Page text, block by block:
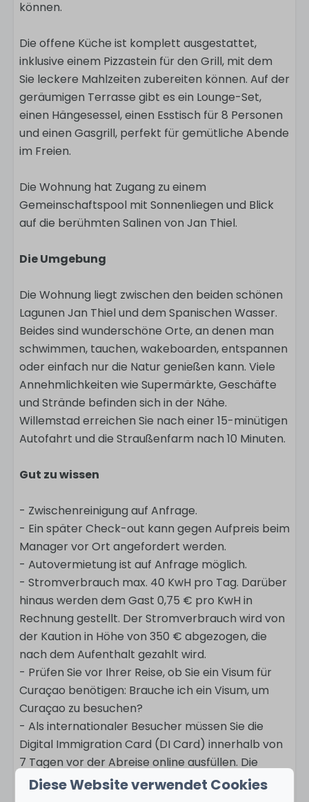
können.
Die offene Küche ist komplett ausgestattet,
inklusive einem Pizzastein für den Grill, mit dem
Sie leckere Mahlzeiten zubereiten können. Auf der
geräumigen Terrasse gibt es ein Lounge-Set,
einen Hängesessel, einen Esstisch für 8 Personen
und einen Gasgrill, perfekt für gemütliche Abende
im Freien.
Die Wohnung hat Zugang zu einem
Gemeinschaftspool mit Sonnenliegen und Blick
auf die berühmten Salinen von Jan Thiel.
Die Umgebung
Die Wohnung liegt zwischen den beiden schönen
Lagunen Jan Thiel und dem Spanischen Wasser.
Beides sind wunderschöne Orte, an denen man
schwimmen, tauchen, wakeboarden, entspannen
oder einfach nur die Natur genießen kann. Viele
Annehmlichkeiten wie Supermärkte, Geschäfte
und Strände befinden sich in der Nähe.
Willemstad erreichen Sie nach einer 15-minütigen
Autofahrt und die Straußenfarm nach 10 Minuten.
Gut zu wissen
- Zwischenreinigung auf Anfrage.
- Ein später Check-out kann gegen Aufpreis beim
Manager vor Ort angefordert werden.
- Autovermietung ist auf Anfrage möglich.
- Stromverbrauch max. 40 KwH pro Tag. Darüber
hinaus werden dem Gast 0,75 € pro KwH in
Rechnung gestellt. Der Stromverbrauch wird von
der Kaution in Höhe von 350 € abgezogen, die
nach dem Aufenthalt gezahlt wird.
- Prüfen Sie vor Ihrer Reise, ob Sie ein Visum für
Curaçao benötigen: Brauche ich ein Visum, um
Curaçao zu besuchen?
- Als internationaler Besucher müssen Sie die
Digital Immigration Card (DI Card) innerhalb von
7 Tagen vor der Abreise online ausfüllen. Die
digitale Einwanderungskarte ist für alle
Diese Website verwendet Cookies